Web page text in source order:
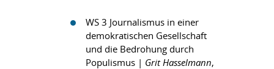
WS 3 Journalismus in einer
demokratischen Gesellschaft
und die Bedrohung durch
Populismus | Grit Hasselmann,